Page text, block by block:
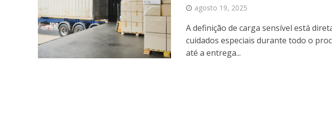
agosto 19, 2025
A definição de carga sensível está
cuidados especiais durante todo o
até a entrega...